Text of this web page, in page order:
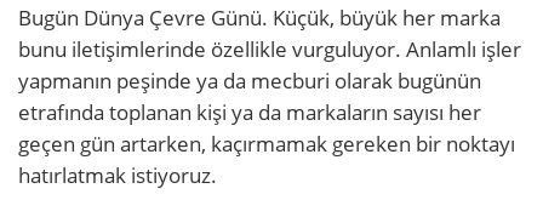
Bugün Dünya Çevre Günü. Küçük, büyük her marka
bunu iletişimlerinde özellikle vurguluyor. Anlamlı işler
yapmanın peşinde ya da mecburi olarak bugünün
etrafında toplanan kişi ya da markaların sayısı her
geçen gün artarken, kaçırmamak gereken bir noktayı
hatırlatmak istiyoruz.